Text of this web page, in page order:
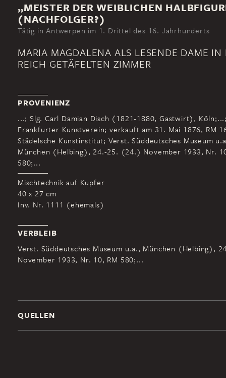
„MEISTER DER WEIBLICHEN
(NACHFOLGER?)
Tätig in Antwerpen im 1. Drittel des 16. Jahrhunderts
MARIA MAGDALENA ALS LESENDE DAME IN
REICH GETÄFELTEN ZIMMER
PROVENIENZ
...; Slg. Carl Damian Disch (1821-1880, Gastwirt),
Frankfurter Kunstverein; verkauft am 31. Mai 1876, RM
Städelsche Kunstinstitut; Verst. Süddeutsches Museum
München (Helbing), 24.-25. (24.) November 1933, Nr.
580;...
Mischtechnik auf Kupfer
40 x 27 cm
Inv. Nr. 1111 (ehemals)
VERBLEIB
Verst. Süddeutsches Museum u.a., München (Helbing),
November 1933, Nr. 10, RM 580;...
QUELLEN